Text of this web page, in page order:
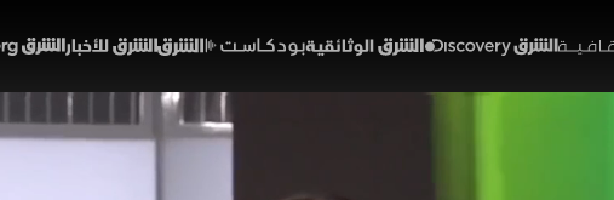
اتفاق واشنطن وطهران ينعش